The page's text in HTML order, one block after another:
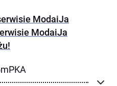
ModaiJa
ModaiJa